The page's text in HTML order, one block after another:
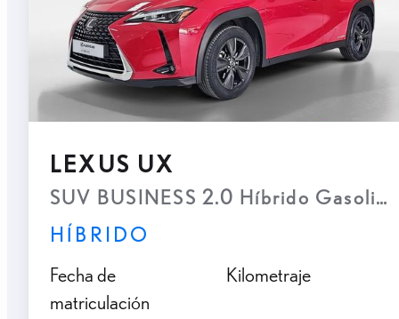
LEXUS UX
SUV BUSINESS 2.0 Híbrido
HÍBRIDO
Fecha de
matriculación
Kilometraje